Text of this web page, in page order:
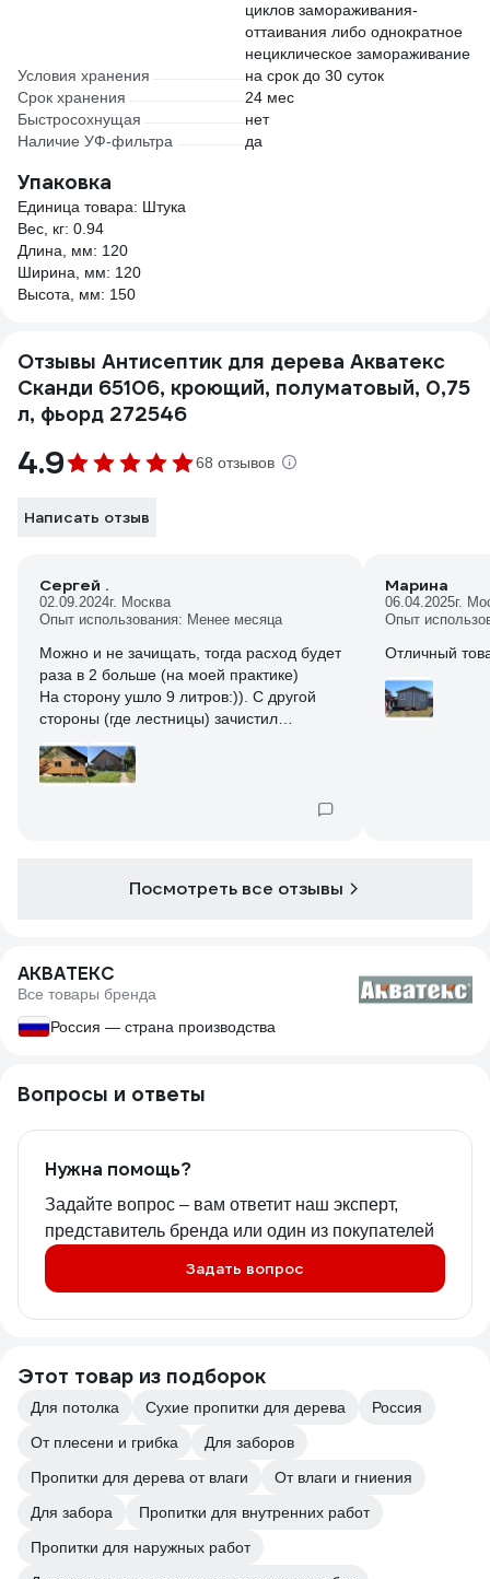
Условия хранения
циклов замораживания-
оттаивания либо однократное
нециклическое замораживание
на срок до 30 суток
Срок хранения
24 мес
Быстросохнущая
нет
Наличие УФ-фильтра
да
Упаковка
Единица товара: Штука
Вес, кг: 0.94
Длина, мм: 120
Ширина, мм: 120
Высота, мм: 150
Отзывы Антисептик для дерева Акватекс
Сканди 65106, кроющий, полуматовый, 0,75
л, фьорд 272546
4.9 68 отзывов
Написать отзыв
Сергей .
02.09.2024г. Москва
Опыт использования: Менее месяца
Можно и не зачищать, тогда расход будет
раза в 2 больше (на моей практике)
На сторону ушло 9 литров:)). С другой
стороны (где лестницы) зачистил
калужица (ушло 5 литров).
На фото сверху Викинг сосна, (красил не
Марина
06.04.2025г.
Опыт
Отличный
Посмотреть все отзывы
АКВАТЕКС
Все товары бренда
Россия — страна производства
Вопросы и ответы
Нужна помощь?
Задайте вопрос – вам ответит наш эксперт,
представитель бренда или один из покупателей
Задать вопрос
Этот товар из подборок
Для потолка Сухие пропитки для дерева
Россия
От плесени и грибка
Для заборов
Пропитки для дерева от влаги
От влаги и гниения
Для забора
Пропитки для внутренних работ
Пропитки для наружных работ